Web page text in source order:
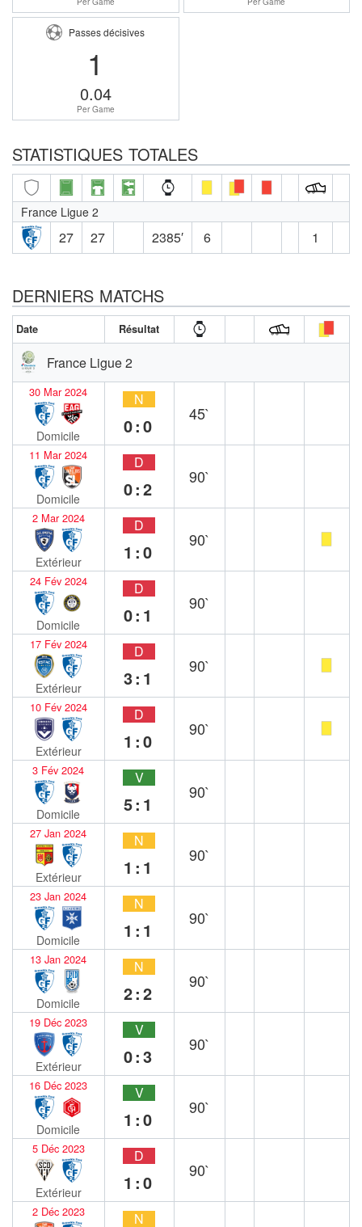
Passes décisives
1
0.04
Per Game
STATISTIQUES TOTALES
France Ligue 2
27 27 2385′ 6 1
DERNIERS MATCHS
Date Résultat
France Ligue 2
30 Mar 2024
Domicile
N
0:0
45`
11 Mar 2024
Domicile
D
0:2
90`
2 Mar 2024
Extérieur
D
1:0
90`
24 Fév 2024
Domicile
D
0:1
90`
17 Fév 2024
Extérieur
D
3:1
90`
10 Fév 2024
Extérieur
D
1:0
90`
3 Fév 2024
Domicile
V
5:1
90`
27 Jan 2024
Extérieur
N
1:1
90`
23 Jan 2024
Domicile
N
1:1
90`
13 Jan 2024
Domicile
N
2:2
90`
19 Déc 2023
Extérieur
V
0:3
90`
16 Déc 2023
Domicile
V
1:0
90`
5 Déc 2023
Extérieur
D
1:0
90`
2 Déc 2023 N